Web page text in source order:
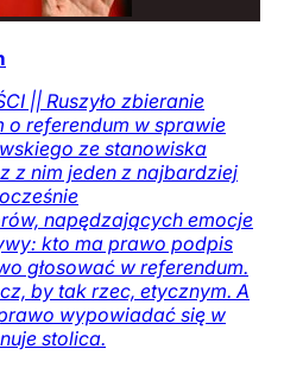
|| Ruszyło zbieranie
referendum w sprawie
ze stanowiska
z nim jeden z najbardziej
napędzających emocje
kto ma prawo podpis
głosować w referendum.
by tak rzec, etycznym. A
wypowiadać się w
stolica.